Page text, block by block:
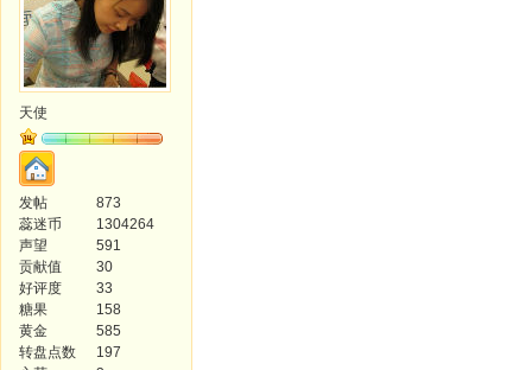
天使
发帖
873
蕊迷币
1304264
声望
591
贡献值
30
好评度
33
糖果
158
黄金
585
转盘点数
197